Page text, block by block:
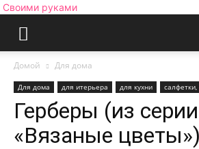
Своими руками
Домой Для дома
Для дома для итерьера для кухни салфетки,
Герберы (из серии
«Вязаные цветы»)